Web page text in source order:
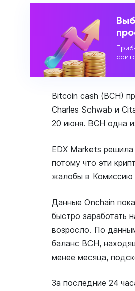
Bitcoin cash (BCH)
Charles Schwab и
20 июня. BCH одна
EDX Markets
потому что эти
жалобы в
Данные Onchain
быстро заработать
возросло. По
баланс BCH,
менее месяца,
За последние 24